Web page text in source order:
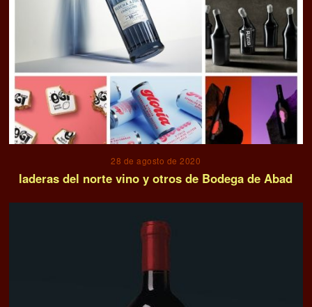
28 de agosto de 2020
laderas del norte vino y otros de Bodega de Abad